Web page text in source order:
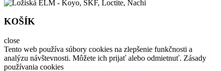
KOŠÍK
close
Tento web používa súbory cookies na zlepšenie funkčnosti a
analýzu návštevnosti. Môžete ich prijať alebo odmietnuť. Zásady
používania cookies